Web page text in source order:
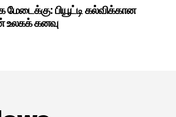
மேடைக்கு: பியூட்டி கல்விக்கான
உலகக் கனவு